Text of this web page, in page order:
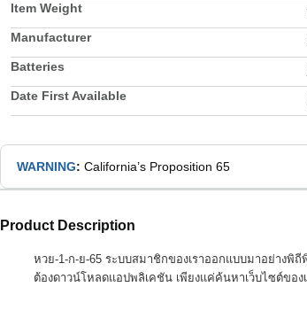
Item Weight
Manufacturer
Batteries
Date First Available
WARNING: California’s Proposition 65
Product Description
หวย-1-ก-ย-65 ระบบสมาชิกของเราออกแบบมาอย่าง
ต้องดาวน์โหลดแอปพลิเคชัน เพียงแค่ค้นหาเว็บไซต์ขอ